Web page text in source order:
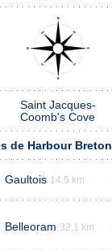
Saint Jacques-
Coomb's Cove
de Harbour Breton
Gaultois 14.5 km
Belleoram 32.1 km